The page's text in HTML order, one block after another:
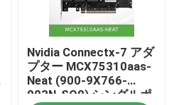
Nvidia Connectx-7 アダ
プター MCX75310aas-
Neat (900-9X766-
003N-SQ0) シングルポ